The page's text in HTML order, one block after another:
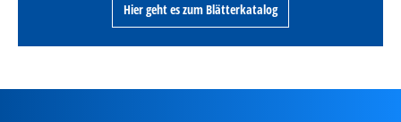
Hier geht es zum Blätterkatalog